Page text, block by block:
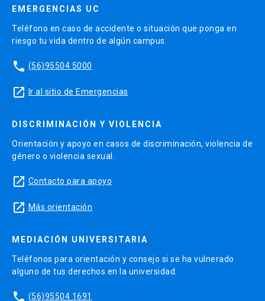
EMERGENCIAS UC
Teléfono en caso de accidente o situación que ponga en
riesgo tu vida dentro de algún campus.
phone (56)95504 5000
launch Ir al sitio de Emergencias
DISCRIMINACIÓN Y VIOLENCIA
Orientación y apoyo en casos de discriminación, violencia de
género o violencia sexual.
launch Contacto para apoyo
launch Más orientación
MEDIACIÓN UNIVERSITARIA
Teléfonos para orientación y consejo si se ha vulnerado
alguno de tus derechos en la universidad.
phone (56)95504 1691